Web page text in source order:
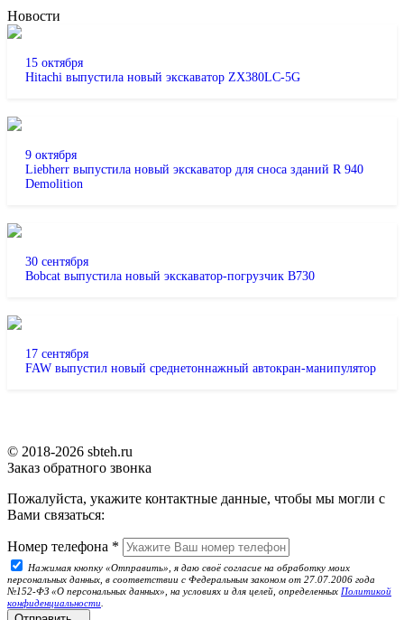
Новости
15 октября
Hitachi выпустила новый экскаватор ZX380LC-5G
9 октября
Liebherr выпустила новый экскаватор для сноса зданий R 940
Demolition
30 сентября
Bobcat выпустила новый экскаватор-погрузчик B730
17 сентября
FAW выпустил новый среднетоннажный автокран-манипулятор
© 2018-2026 sbteh.ru
Заказ обратного звонка
Пожалуйста, укажите контактные данные, чтобы мы могли с
Вами связаться:
Номер телефона *
Нажимая кнопку «Отправить», я даю своё согласие на обработку моих
персональных данных, в соответствии с Федеральным законом от 27.07.2006 года
№152-ФЗ «О персональных данных», на условиях и для целей, определенных Политикой
конфиденциальности